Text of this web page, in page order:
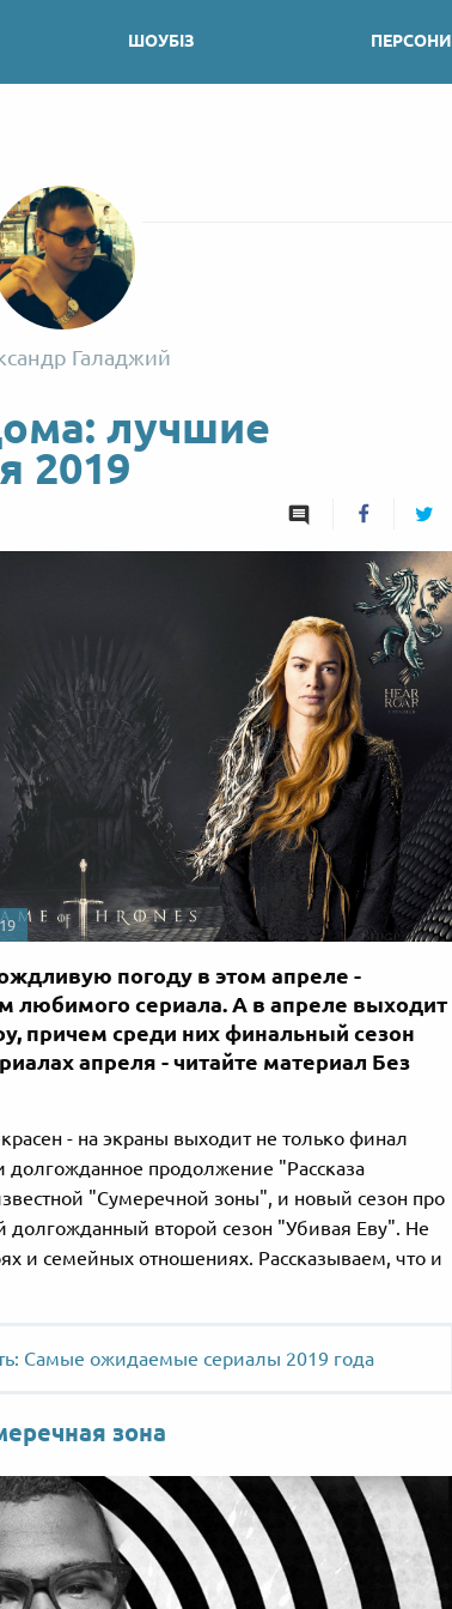
ШОУБІЗ ПЕРСОНИ
Галаджий
лучшие
2019
погоду в этом апреле -
любимого сериала. А в апреле выходит
причем среди них финальный сезон
апреля - читайте материал Без
- на экраны выходит не только финал
долгожданное продолжение "Рассказа
"Сумеречной зоны", и новый сезон про
второй сезон "Убивая Еву". Не
и семейных отношениях. Рассказываем, что и
Самые ожидаемые сериалы 2019 года
зона